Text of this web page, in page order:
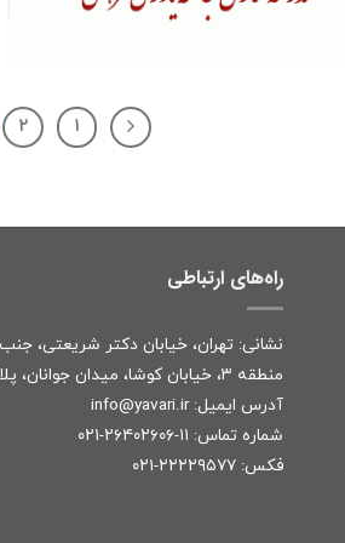
۱ ۲
راه‌های ارتباطی
نشانی: تهران، خیابان دکتر شریعتی،
منطقه ۳، خیابان کوشا، میدان جوانان، پلاک ۵
آدرس ایمیل: info@yavari.ir
شماره تماس: ۱۱-۲۶۴۰۲۶۰۶-۰۲۱
فکس: ۲۲۲۲۹۵۷۷-۰۲۱